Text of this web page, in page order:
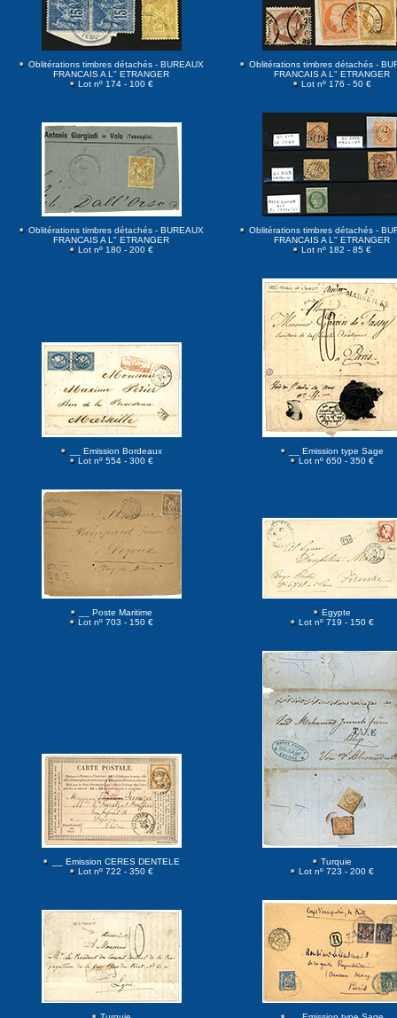
Oblitérations timbres détachés - BUREAUX
FRANCAIS A L" ETRANGER
Lot nº 174 - 100 €
Oblitérations timbres détachés -
FRANCAIS A L" ETRANGER
Lot nº 176 - 50 €
Oblitérations timbres détachés - BUREAUX
FRANCAIS A L" ETRANGER
Lot nº 180 - 200 €
Oblitérations timbres détachés -
FRANCAIS A L" ETRANGER
Lot nº 182 - 85 €
__ Emission Bordeaux
Lot nº 554 - 300 €
__ Emission type Sage
Lot nº 650 - 350 €
__ Poste Maritime
Lot nº 703 - 150 €
Egypte
Lot nº 719 - 150 €
__ Emission CERES DENTELE
Lot nº 722 - 350 €
Turquie
Lot nº 723 - 200 €